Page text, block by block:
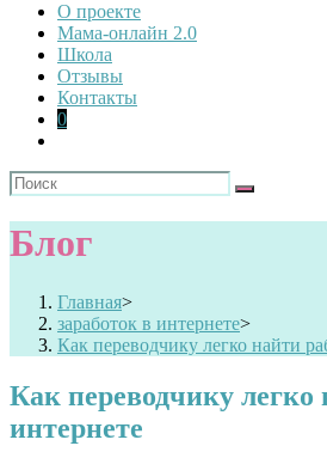
О проекте
Мама-онлайн 2.0
Школа
Отзывы
Контакты
0
Блог
Главная>
заработок в интернете>
Как переводчику легко найти
Как переводчику легко
интернете